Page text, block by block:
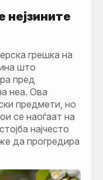
нејзините
грешка на
што
пред
неа. Ова
предмети, но
се наоѓаат на
најчесто
да прогредира